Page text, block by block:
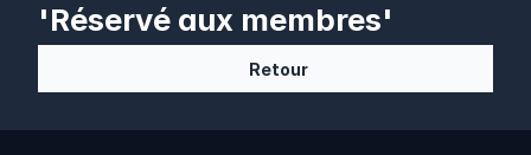
'Réservé aux membres'
Retour